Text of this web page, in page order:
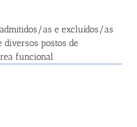
as e excluídos/as
diversos postos de
funcional